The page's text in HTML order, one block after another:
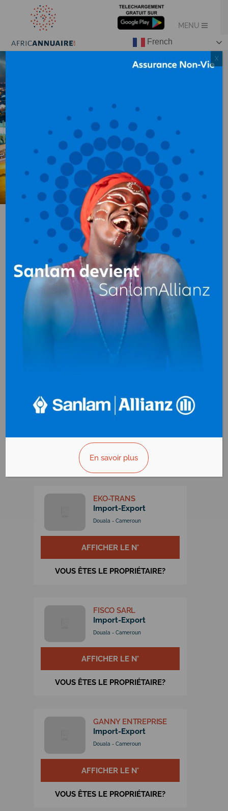
Import-export auCameroun
AIR TERRE MER
Import-Export
Douala - Cameroun
AFFICHER LE N°
VOUS ÊTES LE PROPRIÉTAIRE?
Import-Export
Douala - Cameroun
AFFICHER LE N°
VOUS ÊTES LE PROPRIÉTAIRE?
EKO-TRANS
Import-Export
Douala - Cameroun
AFFICHER LE N°
VOUS ÊTES LE PROPRIÉTAIRE?
FISCO SARL
Import-Export
Douala - Cameroun
AFFICHER LE N°
VOUS ÊTES LE PROPRIÉTAIRE?
GANNY ENTREPRISE
Import-Export
Douala - Cameroun
AFFICHER LE N°
VOUS ÊTES LE PROPRIÉTAIRE?
French
En savoir plus
X